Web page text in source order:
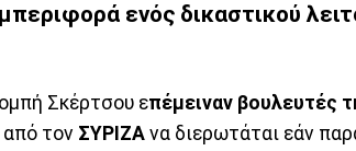
ενός δικαστικού
Σκέρτσου επέμειναν βουλευτές
από τον ΣΥΡΙΖΑ να διερωτάται εάν